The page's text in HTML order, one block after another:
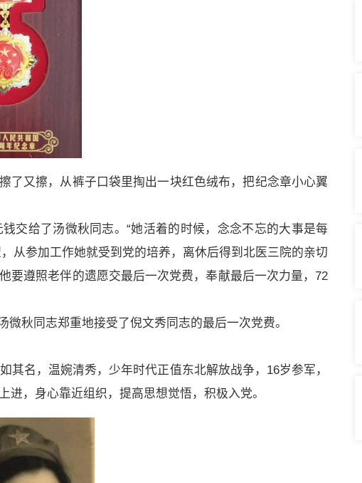
了又擦，从裤子口袋里掏出一块红色绒布，把纪念章小心翼
交给了汤微秋同志。“她活着的时候，念念不忘的大事是每
从参加工作她就受到党的培养，离休后得到北医三院的亲切
要遵照老伴的遗愿交最后一次党费，奉献最后一次力量，72
秋同志郑重地接受了倪文秀同志的最后一次党费。
名，温婉清秀，少年时代正值东北解放战争，16岁参军，
，身心靠近组织，提高思想觉悟，积极入党。